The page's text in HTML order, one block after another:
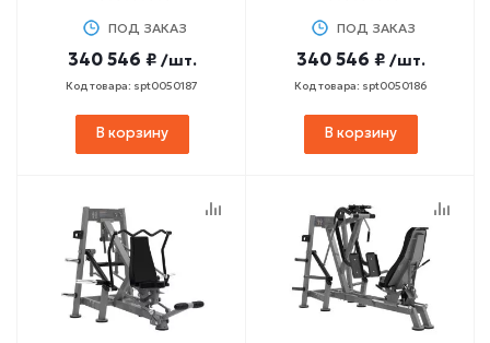
ПОД ЗАКАЗ
340 546 ₽ /шт.
Код товара: spt0050187
В корзину
ПОД ЗАКАЗ
340 546 ₽ /шт.
Код товара: spt0050186
В корзину